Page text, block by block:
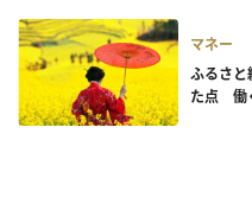
マネー
ふるさと
た点 働